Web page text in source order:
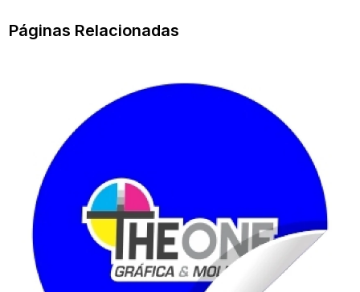
Páginas Relacionadas